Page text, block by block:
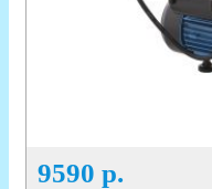
9590 р.